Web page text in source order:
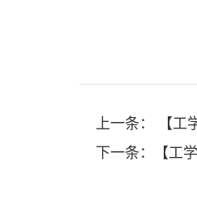
上一条：
【工
下一条：
【工